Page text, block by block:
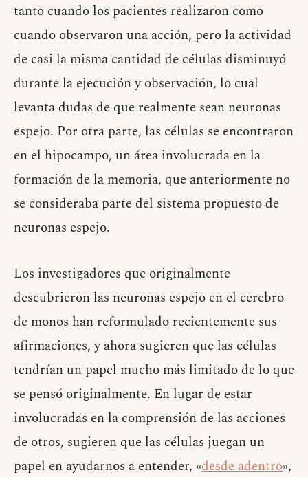
tanto cuando los pacientes realizaron como
cuando observaron una acción, pero la actividad
de casi la misma cantidad de células disminuyó
durante la ejecución y observación, lo cual
levanta dudas de que realmente sean neuronas
espejo. Por otra parte, las células se encontraron
en el hipocampo, un área involucrada en la
formación de la memoria, que anteriormente no
se consideraba parte del sistema propuesto de
neuronas espejo.
Los investigadores que originalmente
descubrieron las neuronas espejo en el cerebro
de monos han reformulado recientemente sus
afirmaciones, y ahora sugieren que las células
tendrían un papel mucho más limitado de lo que
se pensó originalmente. En lugar de estar
involucradas en la comprensión de las acciones
de otros, sugieren que las células juegan un
papel en ayudarnos a entender, «desde adentro»,